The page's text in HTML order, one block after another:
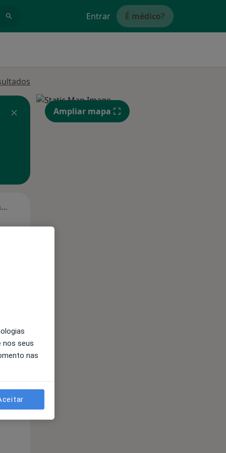
Entrar É médico?
Segunda-feira
Ampliar mapa
nos seus
nas